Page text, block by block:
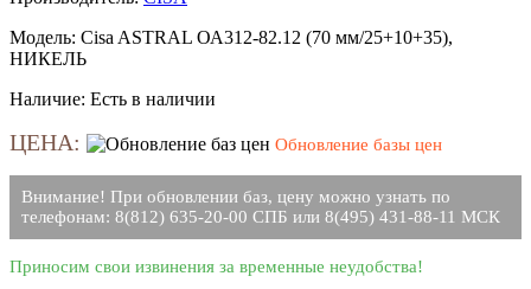
Модель: Cisa ASTRAL ОА312-82.12 (70 мм/25+10+35),
НИКЕЛЬ
Наличие: Есть в наличии
ЦЕНА: Обновление базы цен
Внимание! При обновлении баз, цену можно узнать по
телефонам: 8(812) 635-20-00 СПБ или 8(495) 431-88-11 МСК
Приносим свои извинения за временные неудобства!